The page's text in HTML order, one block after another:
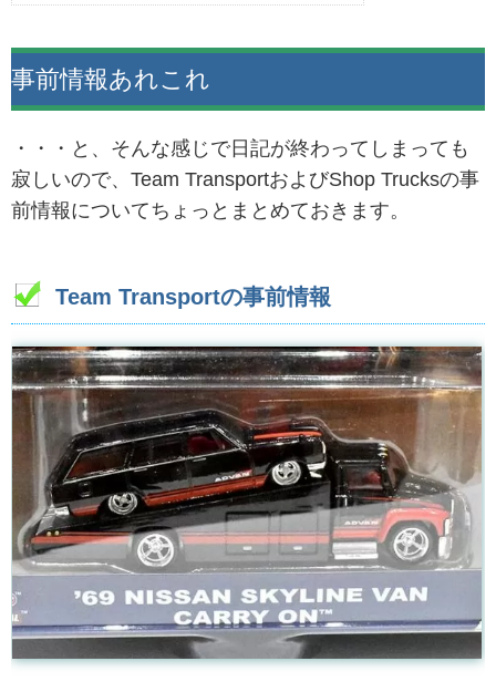
事前情報あれこれ
・・・と、そんな感じで日記が終わってしまっても
寂しいので、Team TransportおよびShop Trucksの事
前情報についてちょっとまとめておきます。
Team Transportの事前情報